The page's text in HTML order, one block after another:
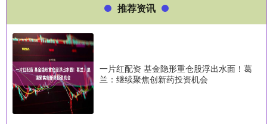
推荐资讯
一片红配资 基金隐形重仓股浮出水面！葛
兰：继续聚焦创新药投资机会